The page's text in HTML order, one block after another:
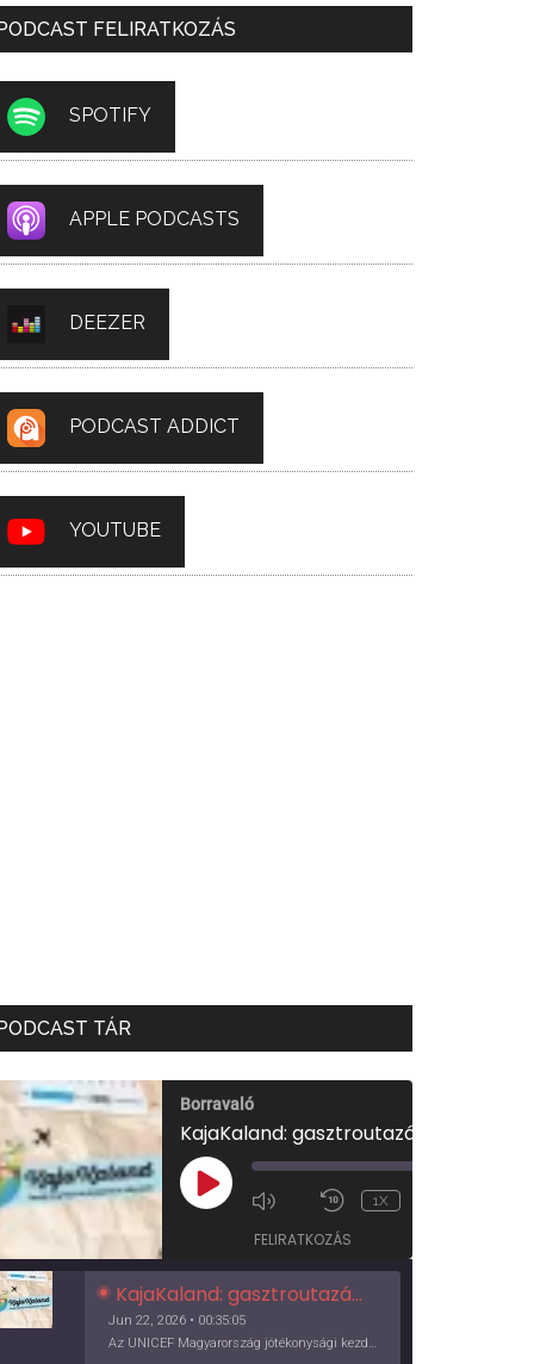
FELIRATKOZÁS
SPOTIFY
APPLE PODCASTS
DEEZER
PODCAST ADDICT
YOUTUBE
TÁR
Borravaló
PLAY
EPISODE
1X
FELIRATKOZÁS
KajaKaland: gasztroutazás a föld körül
Jun 22, 2026 • 00:35:05
Az UNICEF Magyarország jótékonysági kezdeményezése izgalmas, egész éves világkörüli ízutazásra hív, igazi családi program és gasztroedukáció, illetve segítség a rászorulóknak is egyben.